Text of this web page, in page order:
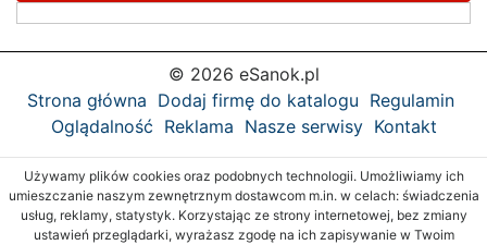
© 2026 eSanok.pl
Strona główna Dodaj firmę do katalogu Regulamin
Oglądalność Reklama Nasze serwisy Kontakt
Używamy plików cookies oraz podobnych technologii. Umożliwiamy ich
umieszczanie naszym zewnętrznym dostawcom m.in. w celach: świadczenia
usług, reklamy, statystyk. Korzystając ze strony internetowej, bez zmiany
ustawień przeglądarki, wyrażasz zgodę na ich zapisywanie w Twoim